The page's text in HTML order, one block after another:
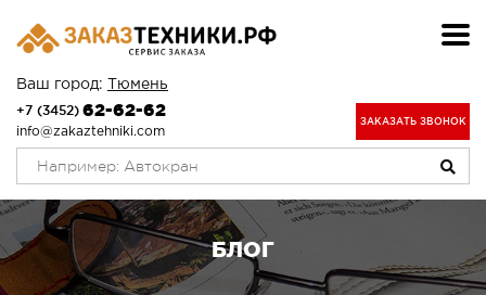
Ваш город: Тюмень
+7 (3452) 62-62-62
info@zakaztehniki.com
ЗАКАЗАТЬ ЗВОНОК
БЛОГ